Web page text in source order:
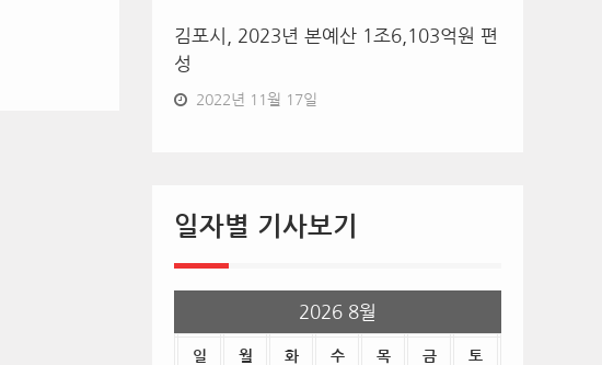
김포시, 2023년 본예산 1조6,103억원 편
성
2022년 11월 17일
일자별 기사보기
2026 8월
일 월 화 수 목 금 토